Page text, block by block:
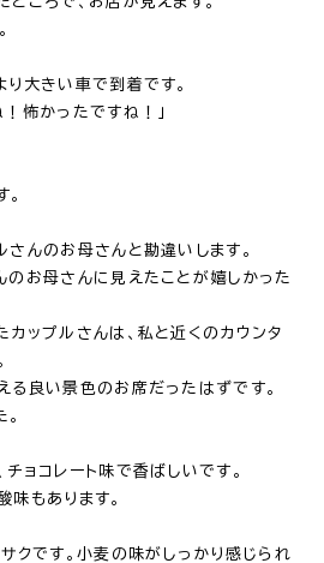
り大きい車で到着です。
！怖かったですね！」
さんのお母さんと勘違いします。
のお母さんに見えたことが嬉しかった
カップルさんは、私と近くのカウンタ
る良い景色のお席だったはずです。
ョコレート味で香ばしいです。
味もあります。
クです。小麦の味がしっかり感じられ